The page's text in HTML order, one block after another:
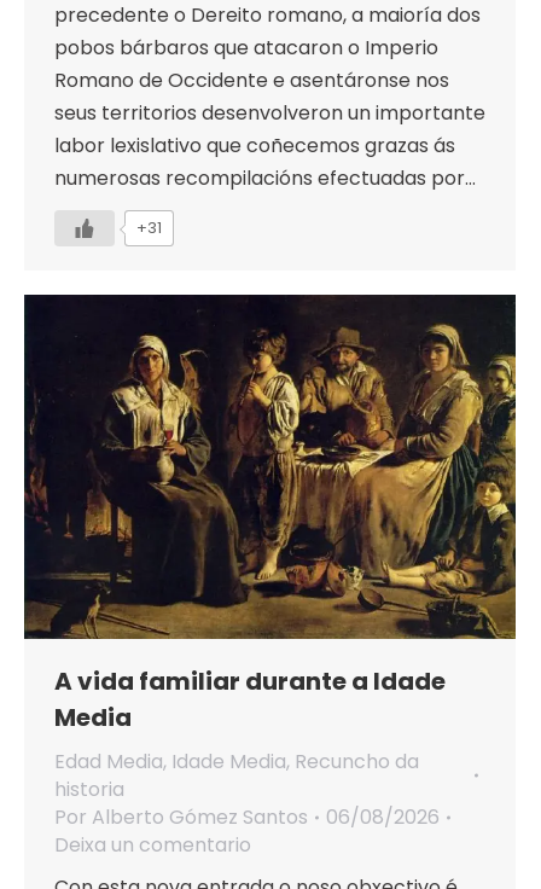
precedente o Dereito romano, a maioría dos
pobos bárbaros que atacaron o Imperio
Romano de Occidente e asentáronse nos
seus territorios desenvolveron un importante
labor lexislativo que coñecemos grazas ás
numerosas recompilacións efectuadas por…
+31
A vida familiar durante a Idade
Media
Edad Media, Idade Media, Recuncho da
historia
Por Alberto Gómez Santos
06/08/2026
Deixa un comentario